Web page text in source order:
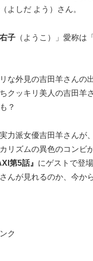
（よしだ よう）さん。
子 （ようこ）」愛称は「
な外見の吉田羊さんの
クッキリ美人の吉田羊
？
力派女優吉田羊さんが
リズムの異色のコンビ
第5話』 にゲストで登場
んが見れるのか、今か
ク